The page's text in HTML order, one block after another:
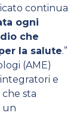
continua
ogni
che
la salute.”
(AME)
e
che sta
un